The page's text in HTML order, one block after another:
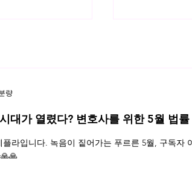
산업진흥법 해설
소프트웨어
(3)
대가 열렸다? 변호사를 위한 5월 법
터
플라입니다. 녹음이 짙어가는 푸르른 5월, 구독자
량